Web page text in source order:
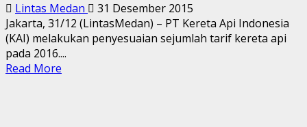
Lintas Medan
31 Desember 2015
Jakarta, 31/12 (LintasMedan) – PT Kereta Api Indonesia
(KAI) melakukan penyesuaian sejumlah tarif kereta api
pada 2016....
Read More